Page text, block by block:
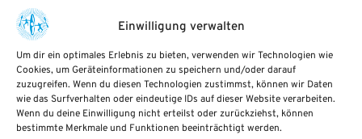
Einwilligung verwalten
Um dir ein optimales Erlebnis zu bieten, verwenden wir Technologien wie
Cookies, um Geräteinformationen zu speichern und/oder darauf
zuzugreifen. Wenn du diesen Technologien zustimmst, können wir Daten
wie das Surfverhalten oder eindeutige IDs auf dieser Website verarbeiten.
Wenn du deine Einwilligung nicht erteilst oder zurückziehst, können
bestimmte Merkmale und Funktionen beeinträchtigt werden.
°hf Bungee Cowtail
Rettungsausrüstung zum Einsatz in Verbindung mit
einem Schwimmwestenbrustgurt °hf Bungee Cowtails
sind für Paddler…